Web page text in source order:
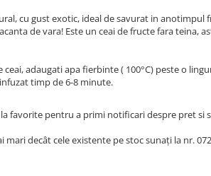
cu gust exotic, ideal de savurat in anotimpul
de vara! Este un ceai de fructe fara teina,
ceai, adaugati apa fierbinte ( 100°C) peste o
timp de 6-8 minute.
favorite pentru a primi notificari despre pret si
mari decât cele existente pe stoc sunați la nr.